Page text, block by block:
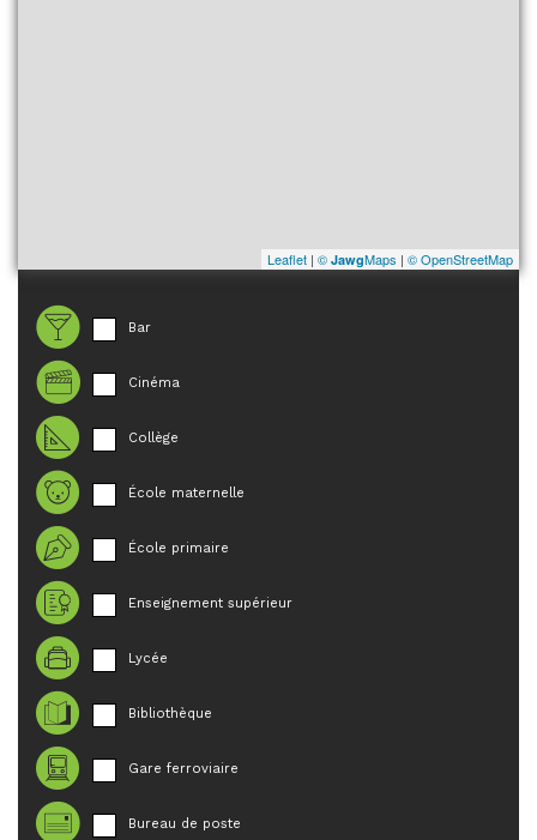
Leaflet | © JawgMaps | © OpenStreetMap
Bar
Cinéma
Collège
École maternelle
École primaire
Enseignement supérieur
Lycée
Bibliothèque
Gare ferroviaire
Bureau de poste